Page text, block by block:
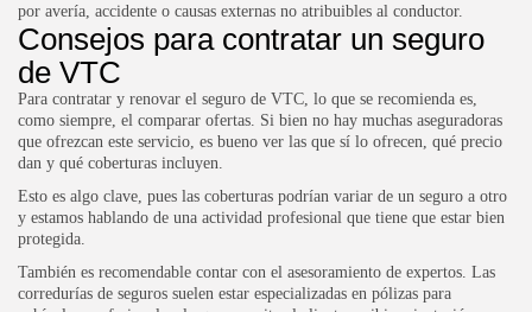
por avería, accidente o causas externas no atribuibles al conductor.
Consejos para contratar un seguro
de VTC
Para contratar y renovar el seguro de VTC, lo que se recomienda es,
como siempre, el comparar ofertas. Si bien no hay muchas aseguradoras
que ofrezcan este servicio, es bueno ver las que sí lo ofrecen, qué precio
dan y qué coberturas incluyen.
Esto es algo clave, pues las coberturas podrían variar de un seguro a otro
y estamos hablando de una actividad profesional que tiene que estar bien
protegida.
También es recomendable contar con el asesoramiento de expertos. Las
corredurías de seguros suelen estar especializadas en pólizas para